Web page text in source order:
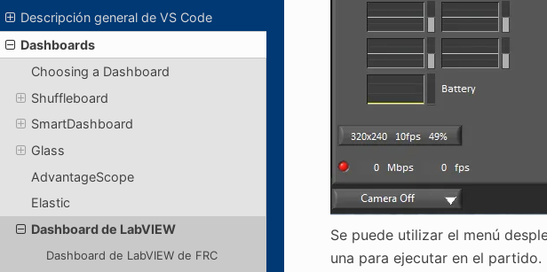
Descripción general de VS Code
Dashboards
Choosing a Dashboard
Shuffleboard
SmartDashboard
Glass
AdvantageScope
Elastic
Dashboard de LabVIEW
Dashboard de LabVIEW de FRC
Se puede utilizar el menú
una para ejecutar en el partido.